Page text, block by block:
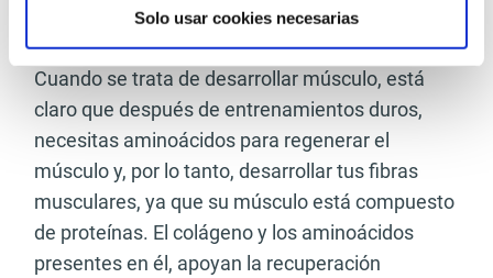
Solo usar cookies necesarias
Cuando se trata de desarrollar músculo, está
claro que después de entrenamientos duros,
necesitas aminoácidos para regenerar el
músculo y, por lo tanto, desarrollar tus fibras
musculares, ya que su músculo está compuesto
de proteínas. El colágeno y los aminoácidos
presentes en él, apoyan la recuperación